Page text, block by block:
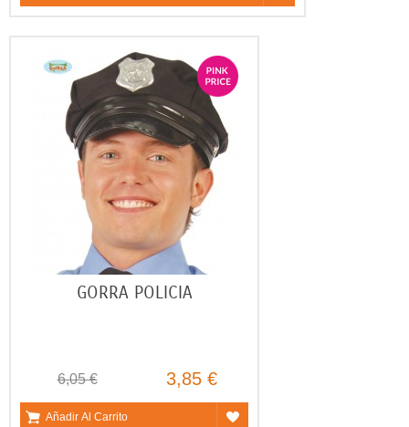
GORRA POLICIA
6,05 € 3,85 €
Añadir Al Carrito